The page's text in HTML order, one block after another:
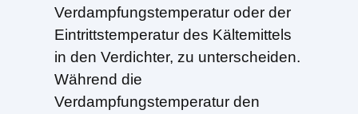
Verdampfungstemperatur oder der
Eintrittstemperatur des Kältemittels
in den Verdichter, zu unterscheiden.
Während die
Verdampfungstemperatur den